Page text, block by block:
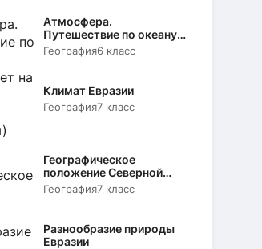
Атмосфера.
Путешествие по океану,
которого нет на карте.
(Строение атмосферы)
География6 класс
Климат Евразии
География7 класс
Географическое
положение Северной
Америки. История
открытия и
География7 класс
Разнообразие природы
Евразии